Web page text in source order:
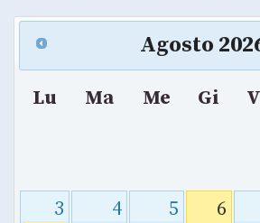
Agosto
Lu Ma Me Gi
3 4 5 6